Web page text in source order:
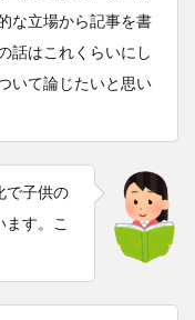
な立場から記事を書
話はこれくらいにし
いて論じたいと思い
で子供の
す。こ